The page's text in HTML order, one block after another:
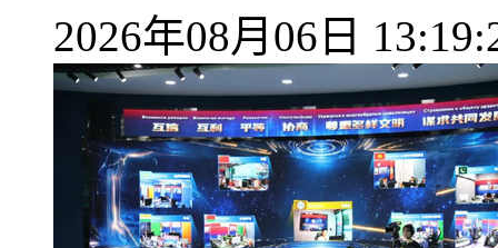
2026年08月06日